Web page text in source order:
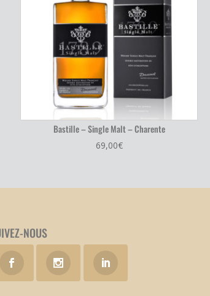
Bastille – Single Malt – Charente
69,00€
NOUS